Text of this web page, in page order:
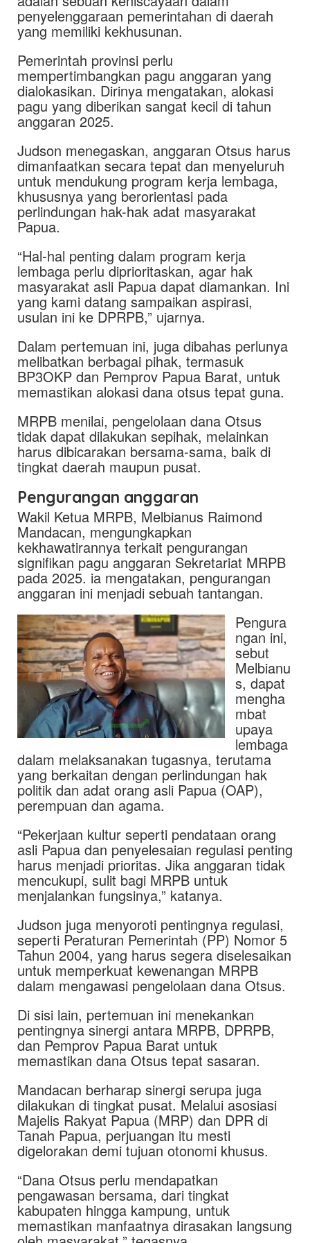
penyelenggaraan pemerintahan di daerah
yang memiliki kekhusunan.
Pemerintah provinsi perlu
mempertimbangkan pagu anggaran yang
dialokasikan. Dirinya mengatakan, alokasi
pagu yang diberikan sangat kecil di tahun
anggaran 2025.
Judson menegaskan, anggaran Otsus harus
dimanfaatkan secara tepat dan menyeluruh
untuk mendukung program kerja lembaga,
khususnya yang berorientasi pada
perlindungan hak-hak adat masyarakat
Papua.
“Hal-hal penting dalam program kerja
lembaga perlu diprioritaskan, agar hak
masyarakat asli Papua dapat diamankan. Ini
yang kami datang sampaikan aspirasi,
usulan ini ke DPRPB,” ujarnya.
Dalam pertemuan ini, juga dibahas perlunya
melibatkan berbagai pihak, termasuk
BP3OKP dan Pemprov Papua Barat, untuk
memastikan alokasi dana otsus tepat guna.
MRPB menilai, pengelolaan dana Otsus
tidak dapat dilakukan sepihak, melainkan
harus dibicarakan bersama-sama, baik di
tingkat daerah maupun pusat.
Pengurangan anggaran
Wakil Ketua MRPB, Melbianus Raimond
Mandacan, mengungkapkan
kekhawatirannya terkait pengurangan
signifikan pagu anggaran Sekretariat MRPB
pada 2025. ia mengatakan, pengurangan
anggaran ini menjadi sebuah tantangan.
Pengura
ngan ini,
sebut
Melbianu
s, dapat
mengha
mbat
upaya
lembaga
dalam melaksanakan tugasnya, terutama
yang berkaitan dengan perlindungan hak
politik dan adat orang asli Papua (OAP),
perempuan dan agama.
“Pekerjaan kultur seperti pendataan orang
asli Papua dan penyelesaian regulasi penting
harus menjadi prioritas. Jika anggaran tidak
mencukupi, sulit bagi MRPB untuk
menjalankan fungsinya,” katanya.
Judson juga menyoroti pentingnya regulasi,
seperti Peraturan Pemerintah (PP) Nomor 5
Tahun 2004, yang harus segera diselesaikan
untuk memperkuat kewenangan MRPB
dalam mengawasi pengelolaan dana Otsus.
Di sisi lain, pertemuan ini menekankan
pentingnya sinergi antara MRPB, DPRPB,
dan Pemprov Papua Barat untuk
memastikan dana Otsus tepat sasaran.
Mandacan berharap sinergi serupa juga
dilakukan di tingkat pusat. Melalui asosiasi
Majelis Rakyat Papua (MRP) dan DPR di
Tanah Papua, perjuangan itu mesti
digelorakan demi tujuan otonomi khusus.
“Dana Otsus perlu mendapatkan
pengawasan bersama, dari tingkat
kabupaten hingga kampung, untuk
memastikan manfaatnya dirasakan langsung